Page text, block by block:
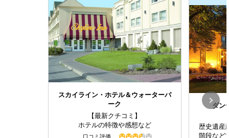
スカイライン・ホテル＆ウォーターパ
ーク
【最新クチコミ】
ホテルの特徴や感想など
口コミ評価
ダン
歴史遺産
階段など